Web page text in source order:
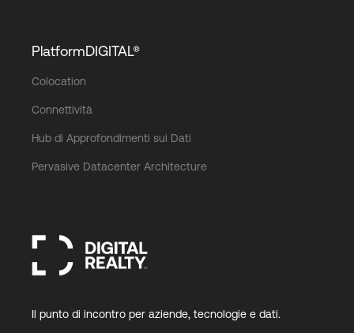
PlatformDIGITAL®
Colocation
Connettività
Hub di Approfondimenti sui Dati
Pervasive Datacenter Architecture
Il punto di incontro per aziende, tecnologie e dati.